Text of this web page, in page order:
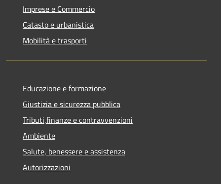
Imprese e Commercio
Catasto e urbanistica
Mobilità e trasporti
Educazione e formazione
Giustizia e sicurezza pubblica
Tributi,finanze e contravvenzioni
Ambiente
Salute, benessere e assistenza
Autorizzazioni